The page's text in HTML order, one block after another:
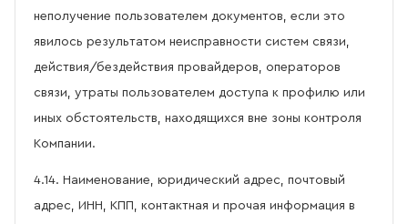
неполучение пользователем документов, если это
явилось результатом неисправности систем связи,
действия/бездействия провайдеров, операторов
связи, утраты пользователем доступа к профилю или
иных обстоятельств, находящихся вне зоны контроля
Компании.
4.14. Наименование, юридический адрес, почтовый
адрес, ИНН, КПП, контактная и прочая информация в